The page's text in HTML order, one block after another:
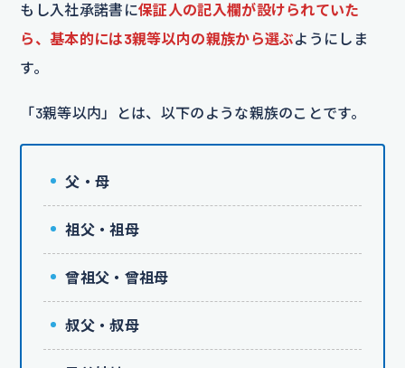
もし入社承諾書に保証人の記入欄が設けられていた
ら、基本的には3親等以内の親族から選ぶようにしま
す。
「3親等以内」とは、以下のような親族のことです。
父・母
祖父・祖母
曾祖父・曾祖母
叔父・叔母